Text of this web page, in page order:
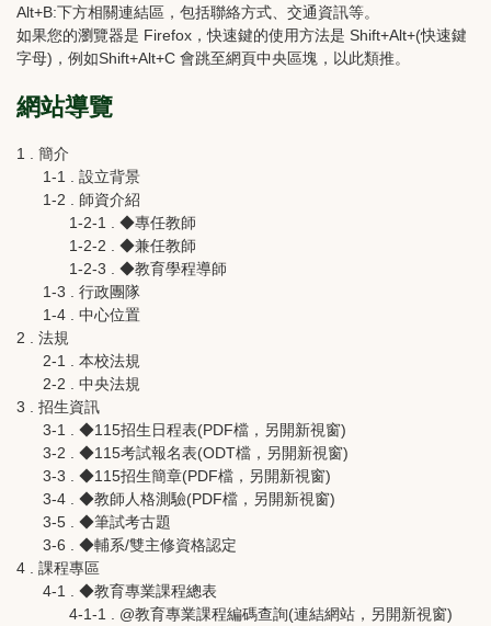
Alt+B:下方相關連結區，包括聯絡方式、交通資訊等。
如果您的瀏覽器是 Firefox，快速鍵的使用方法是 Shift+Alt+(快速鍵
字母)，例如Shift+Alt+C 會跳至網頁中央區塊，以此類推。
網站導覽
1 . 簡介
1-1 . 設立背景
1-2 . 師資介紹
1-2-1 . ◆專任教師
1-2-2 . ◆兼任教師
1-2-3 . ◆教育學程導師
1-3 . 行政團隊
1-4 . 中心位置
2 . 法規
2-1 . 本校法規
2-2 . 中央法規
3 . 招生資訊
3-1 . ◆115招生日程表(PDF檔，另開新視窗)
3-2 . ◆115考試報名表(ODT檔，另開新視窗)
3-3 . ◆115招生簡章(PDF檔，另開新視窗)
3-4 . ◆教師人格測驗(PDF檔，另開新視窗)
3-5 . ◆筆試考古題
3-6 . ◆輔系/雙主修資格認定
4 . 課程專區
4-1 . ◆教育專業課程總表
4-1-1 . @教育專業課程編碼查詢(連結網站，另開新視窗)